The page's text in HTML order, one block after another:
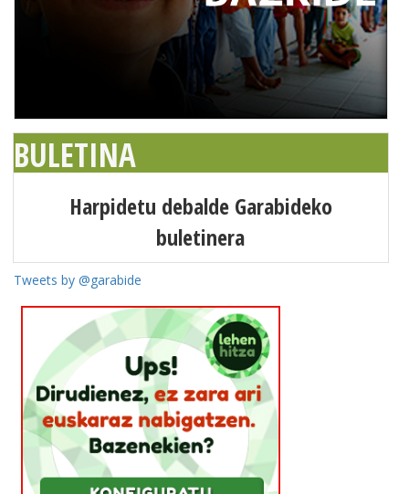
BULETINA
Harpidetu debalde Garabideko
buletinera
Tweets by @garabide